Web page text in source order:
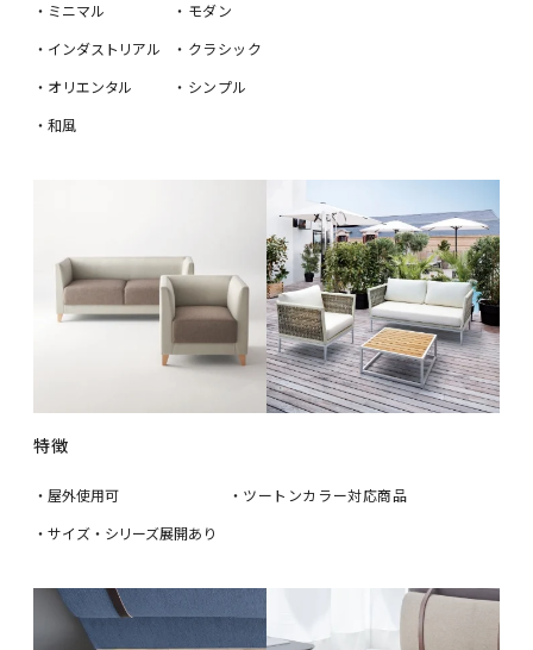
・ミニマル
・インダストリアル
・オリエンタル
・和風
・モダン
・クラシック
・シンプル
特徴
・屋外使用可
・サイズ・シリーズ展開あり
・ツートンカラー対応商品